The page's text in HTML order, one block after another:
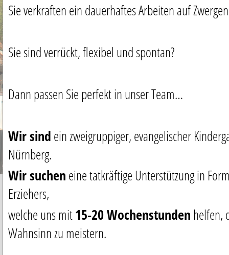
Sie verkraften ein dauerhaftes Arbeiten auf
Sie sind verrückt, flexibel und spontan?
Dann passen Sie perfekt in unser Team…
Wir sindein zweigruppiger, evangelischer
Nürnberg.
Wir sucheneine tatkräftige Unterstützung in
Erziehers,
welche uns mit15-20 Wochenstundenhelfen,
Wahnsinn zu meistern.